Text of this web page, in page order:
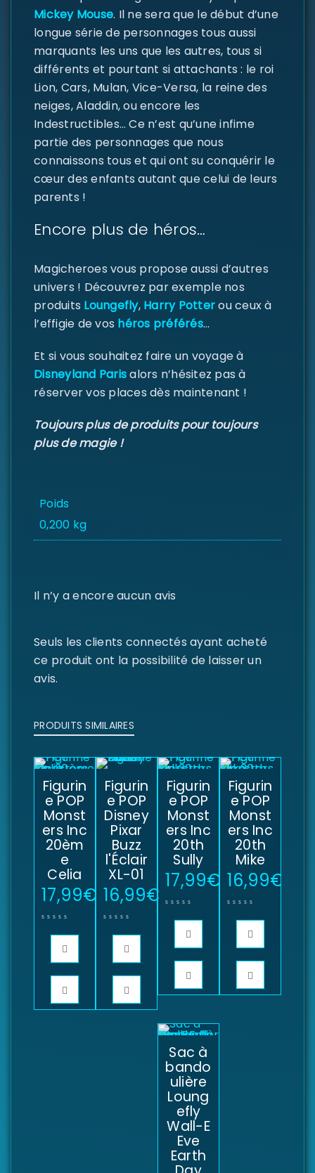
Mickey Mouse. Il ne sera que le début d’une
longue série de personnages tous aussi
marquants les uns que les autres, tous si
différents et pourtant si attachants : le roi
Lion, Cars, Mulan, Vice-Versa, la reine des
neiges, Aladdin, ou encore les
Indestructibles… Ce n’est qu’une infime
partie des personnages que nous
connaissons tous et qui ont su conquérir le
cœur des enfants autant que celui de leurs
parents !
Encore plus de héros…
Magicheroes vous propose aussi d’autres
univers ! Découvrez par exemple nos
produits Loungefly,Harry Potterou ceux à
l’effigie de vos héros préférés…
Et si vous souhaitez faire un voyage à
Disneyland Parisalors n’hésitez pas à
réserver vos places dès maintenant !
Toujours plus de produits pour toujours
plus de magie !
Poids
0,200 kg
Il n’y a encore aucun avis
Seuls les clients connectés ayant acheté
ce produit ont la possibilité de laisser un
avis.
PRODUITS SIMILAIRES
Figurin
e POP
Monst
ers Inc
20èm
e
Celia
17,99€
Figurin
e POP
Disney
Pixar
Buzz
l'Éclair
XL-01
16,99€
Figurin
e POP
Monst
ers Inc
20th
Sully
17,99€
Figurin
e POP
Monst
ers Inc
20th
Mike
16,99€
Sac à
bando
ulière
Loung
efly
Wall-E
Eve
Earth